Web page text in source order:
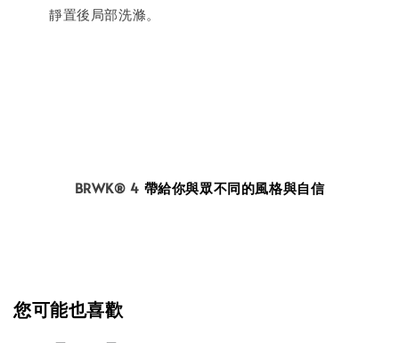
靜置後局部洗滌。
BRWK® 4 帶給你與眾不同的風格與自信
您可能也喜歡